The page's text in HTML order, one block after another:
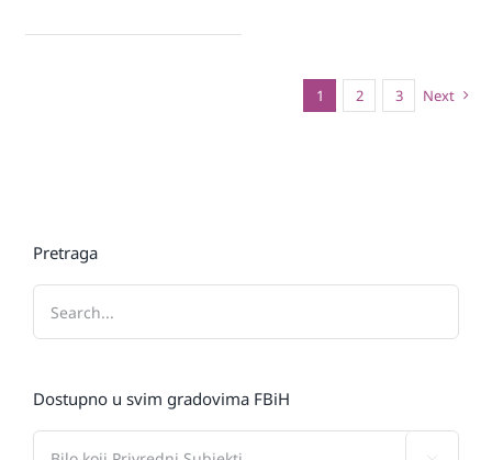
1 2 3 Next
Pretraga
Dostupno u svim gradovima FBiH